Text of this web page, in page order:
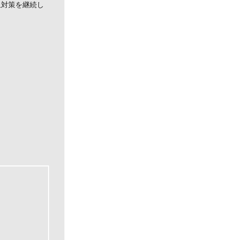
策を継続し